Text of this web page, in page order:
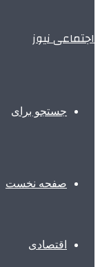
اجتماعی نیوز
جستجو برای
صفحه نخست
اقتصادی